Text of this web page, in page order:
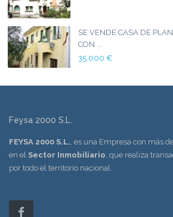
SE VENDE CASA DE
CON ...
35.000 €
Feysa 2000 S.L.
FEYSA 2000 S.L., es una Empresa con más
en el Sector Inmobiliario, que realiza
por todo el territorio nacional.